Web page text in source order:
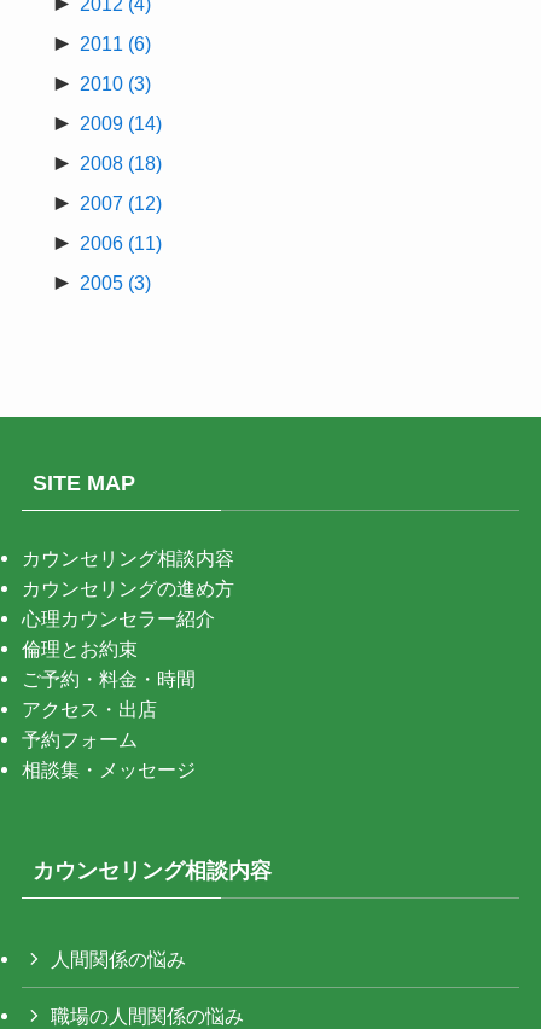
► 2011 (6)
► 2010 (3)
► 2009 (14)
► 2008 (18)
► 2007 (12)
► 2006 (11)
► 2005 (3)
SITE MAP
カウンセリング相談内容
カウンセリングの進め方
心理カウンセラー紹介
倫理とお約束
ご予約・料金・時間
アクセス・出店
予約フォーム
相談集・メッセージ
カウンセリング相談内容
人間関係の悩み
職場の人間関係の悩み